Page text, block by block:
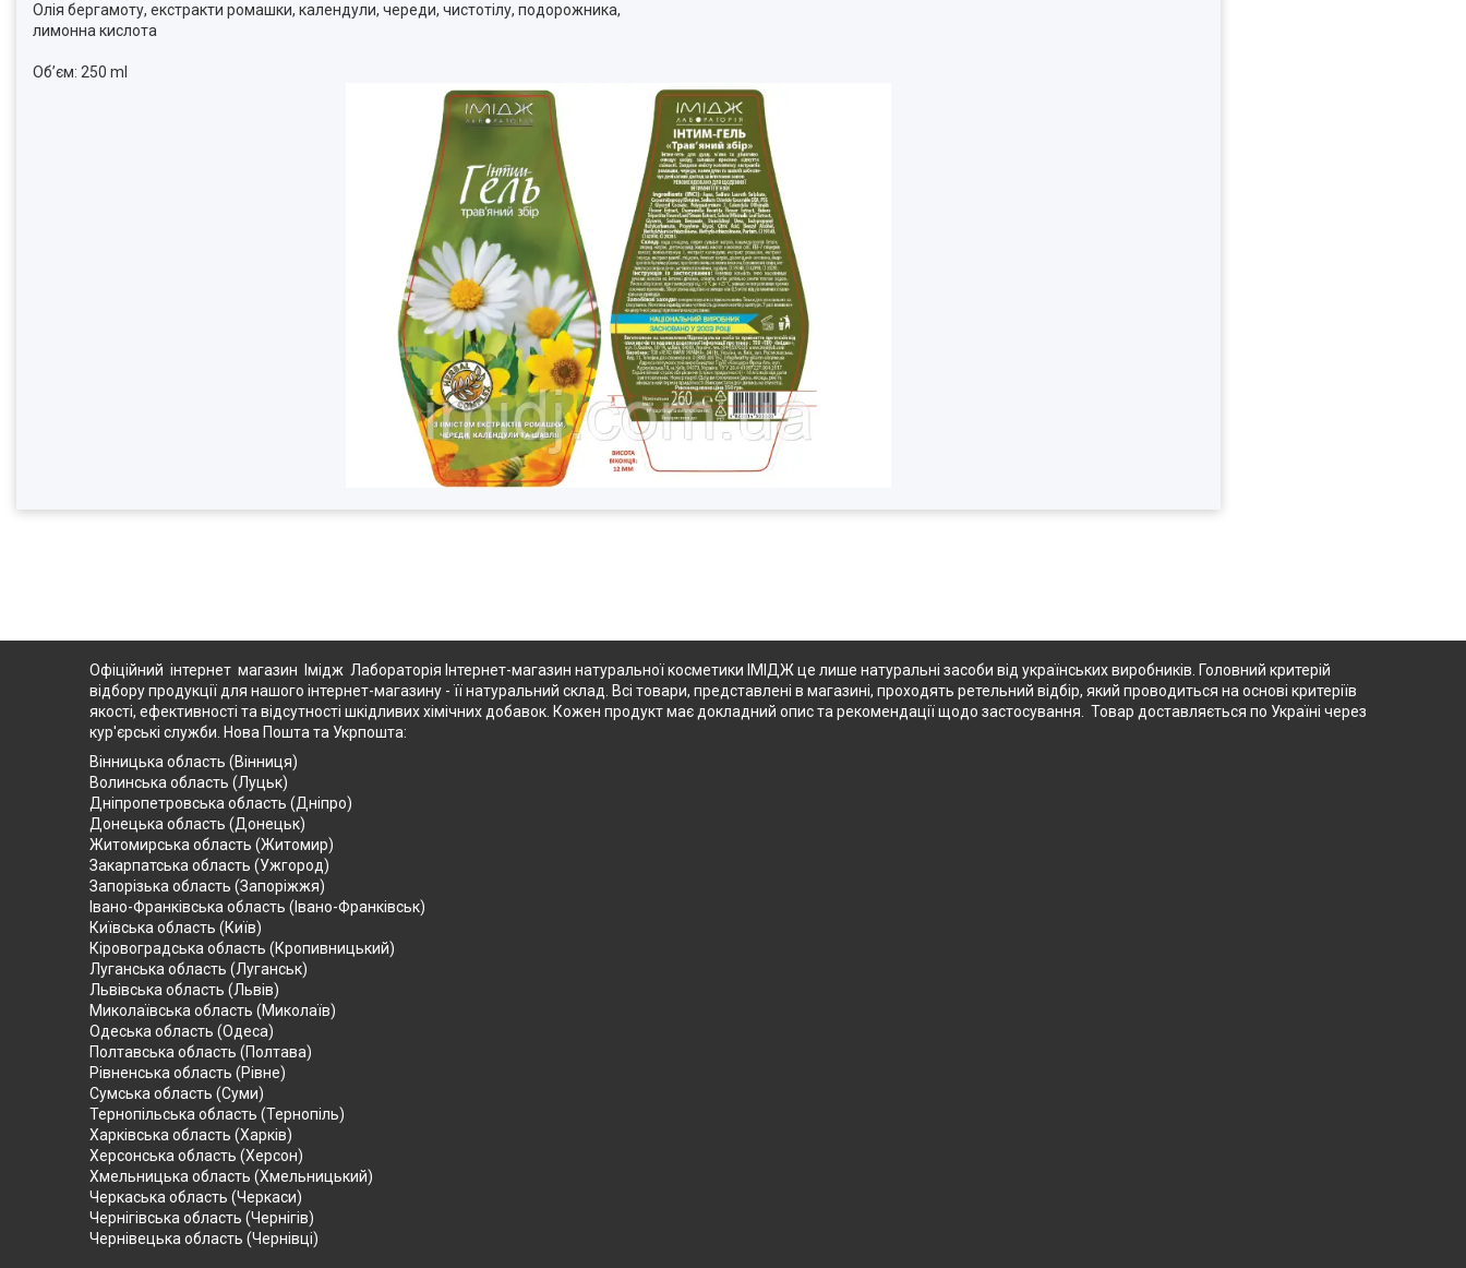
Олія бергамоту, екстракти ромашки, календули, череди, чистотілу, подорожника,
лимонна кислота
Обʼєм: 250 ml
Офіційний інтернет магазин Імідж Лабораторія Інтернет-магазин натуральної косметики ІМІДЖ це лише натуральні засоби від українських виробників. Головний критерій
відбору продукції для нашого інтернет-магазину - її натуральний склад. Всі товари, представлені в магазині, проходять ретельний відбір, який проводиться на основі критеріїв
якості, ефективності та відсутності шкідливих хімічних добавок. Кожен продукт має докладний опис та рекомендації щодо застосування. Товар доставляється по Україні через
кур'єрські служби. Нова Пошта та Укрпошта:
Вінницька область (Вінниця)
Волинська область (Луцьк)
Дніпропетровська область (Дніпро)
Донецька область (Донецьк)
Житомирська область (Житомир)
Закарпатська область (Ужгород)
Запорізька область (Запоріжжя)
Івано-Франківська область (Івано-Франківськ)
Київська область (Київ)
Кіровоградська область (Кропивницький)
Луганська область (Луганськ)
Львівська область (Львів)
Миколаївська область (Миколаїв)
Одеська область (Одеса)
Полтавська область (Полтава)
Рівненська область (Рівне)
Сумська область (Суми)
Тернопільська область (Тернопіль)
Харківська область (Харків)
Херсонська область (Херсон)
Хмельницька область (Хмельницький)
Черкаська область (Черкаси)
Чернігівська область (Чернігів)
Чернівецька область (Чернівці)